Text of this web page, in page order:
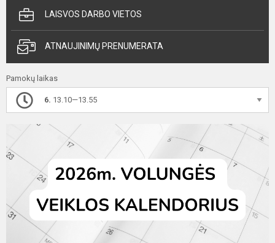
LAISVOS DARBO VIETOS
ATNAUJINIMŲ PRENUMERATA
Pamokų laikas
6. 13.10—13.55